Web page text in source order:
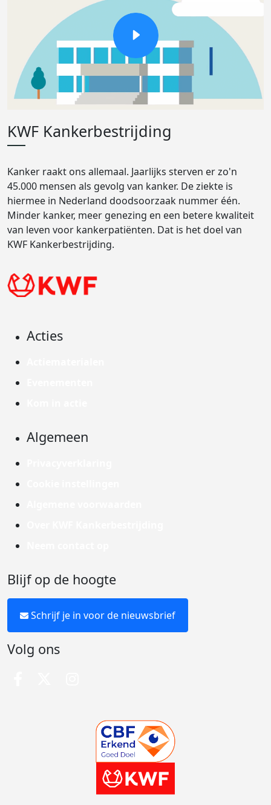
KWF Kankerbestrijding
Kanker raakt ons allemaal. Jaarlijks sterven er zo'n
45.000 mensen als gevolg van kanker. De ziekte is
hiermee in Nederland doodsoorzaak nummer één.
Minder kanker, meer genezing en een betere kwaliteit
van leven voor kankerpatiënten. Dat is het doel van
KWF Kankerbestrijding.
Acties
Algemeen
Blijf op de hoogte
Schrijf je in voor de nieuwsbrief
Volg ons